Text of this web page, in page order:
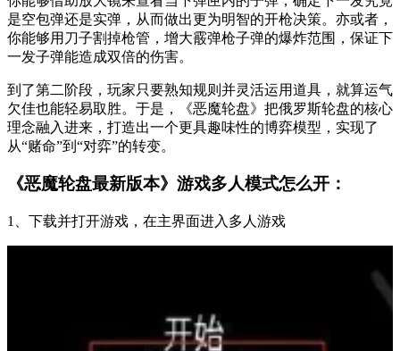
是空包弹还是实弹，从而做出更为明智的开枪决策。亦或者，
你能够用刀子割掉枪管，增大霰弹枪子弹的爆炸范围，保证下
一发子弹能造成双倍的伤害。
到了第二阶段，玩家只要熟知规则并灵活运用道具，就算运气
欠佳也能轻易取胜。于是，《恶魔轮盘》把俄罗斯轮盘的核心
理念融入进来，打造出一个更具趣味性的博弈模型，实现了
从“赌命”到“对弈”的转变。
《恶魔轮盘最新版本》游戏多人模式怎么开：
1、下载并打开游戏，在主界面进入多人游戏